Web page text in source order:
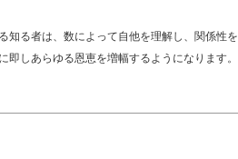
知る者は、数によって自他を理解し、関係性を
しあらゆる恩恵を増幅するようになります。